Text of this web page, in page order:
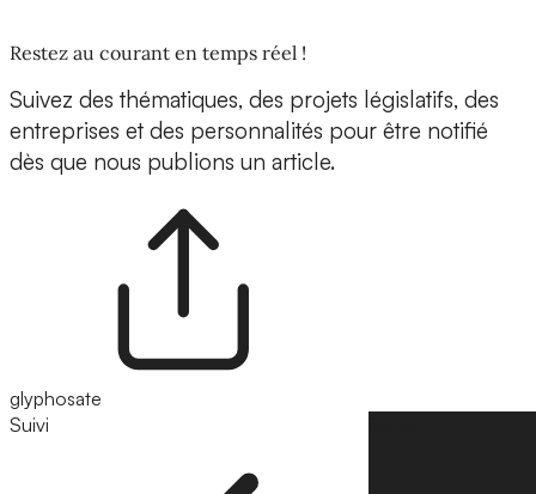
Restez au courant en temps réel !
Suivez des thématiques, des projets législatifs, des
entreprises et des personnalités pour être notifié
dès que nous publions un article.
glyphosate
Suivi